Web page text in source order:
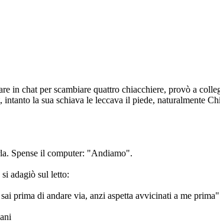
in chat per scambiare quattro chiacchiere, provò a
la sua schiava le leccava il piede, naturalmente
Spense il computer: "Andiamo".
adagiò sul letto:
prima di andare via, anzi aspetta avvicinati a me prima"